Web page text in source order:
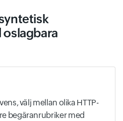
välj mellan olika HTTP-
begäranrubriker med